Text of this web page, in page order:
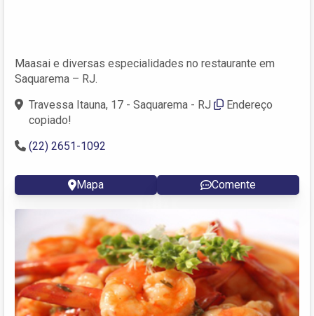
Maasai e diversas especialidades no restaurante em
Saquarema – RJ.
Travessa Itauna, 17 - Saquarema - RJ
Endereço
copiado!
(22) 2651-1092
Mapa Comente